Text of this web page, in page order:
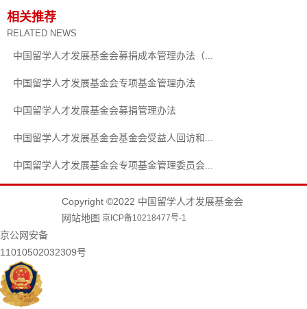
相关推荐
RELATED NEWS
中国留学人才发展基金会募捐成本管理办法（...
中国留学人才发展基金会专项基金管理办法
中国留学人才发展基金会募捐管理办法
中国留学人才发展基金会基金会受益人回访和...
中国留学人才发展基金会专项基金管理委员会...
Copyright ©2022 中国留学人才发展基金会
网站地图 京ICP备10218477号-1
京公网安备
11010502032309号